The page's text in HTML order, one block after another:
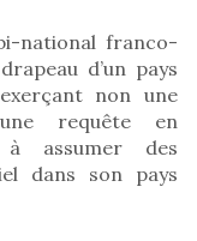
national franco-
d’un pays
non une
requête en
assumer des
dans son pays